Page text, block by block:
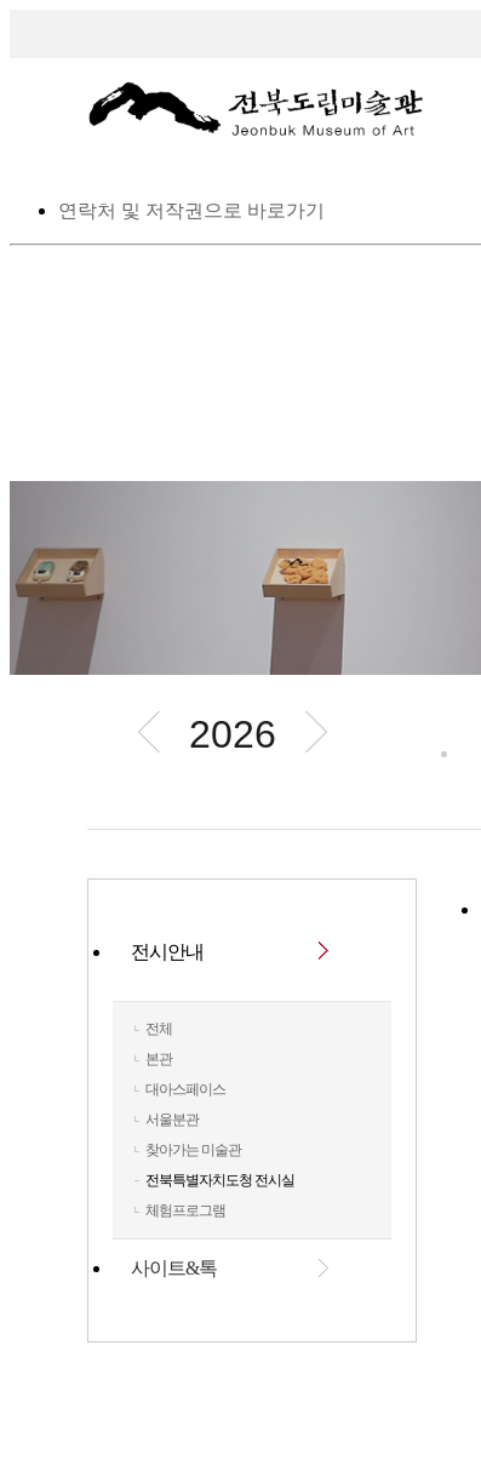
스킵 네비게이션
본문으로 바로가기
연락처 및 저작권으로 바로가기
2026
전시안내
전체
본관
대아스페이스
서울분관
찾아가는 미술관
전북특별자치도청 전시실
체험프로그램
사이트&톡